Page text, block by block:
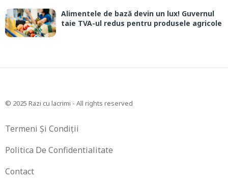
Alimentele de bază devin un lux! Guvernul
taie TVA-ul redus pentru produsele agricole
© 2025 Razi cu lacrimi - All rights reserved
Termeni Și Condiții
Politica De Confidentialitate
Contact